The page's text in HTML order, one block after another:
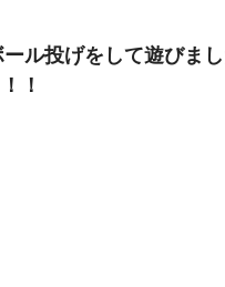
ル投げをして遊びま
！